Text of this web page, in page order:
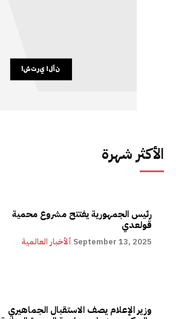
الأكثر شهرة
رئيس الجمهورية يفتتح مشروع محمية
قولعدي
ألأخبار العالمية September 13, 2025
وزير الإعلام يصف الاستقبال الجماهيري